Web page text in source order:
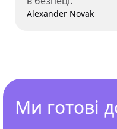
Alexander Novak
Ми готові